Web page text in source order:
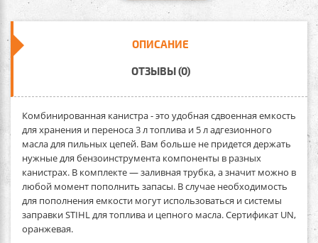
ОПИСАНИЕ
ОТЗЫВЫ (0)
Комбинированная канистра- это удобная сдвоенная емкость
для хранения и переноса 3 л топлива и 5 л адгезионного
масла для пильных цепей. Вам больше не придется держать
нужные для бензоинструмента компоненты в разных
канистрах. В комплекте — заливная трубка, а значит можно в
любой момент пополнить запасы. В случае необходимость
для пополнения емкости могут использоваться и системы
заправки STIHL для топлива и цепного масла. Сертификат UN,
оранжевая.